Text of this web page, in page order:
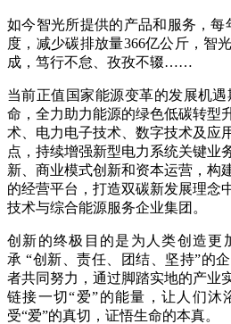
如今智光所提供的产品和服务，每
度，减少碳排放量366亿公斤，智
成，笃行不怠、孜孜不辍……
当前正值国家能源变革的发展机
命，全力助力能源的绿色低碳转型
术、电力电子技术、数字技术及应
点，持续增强新型电力系统关键业
新、商业模式创新和资本运营，构
的经营平台，打造双碳新发展理念
技术与综合能源服务企业集团。
创新的终极目的是为人类创造更
承 “创新、责任、团结、坚持”的
者共同努力，通过脚踏实地的产业
链接一切“爱”的能量，让人们沐
受“爱”的真切，证悟生命的本真。